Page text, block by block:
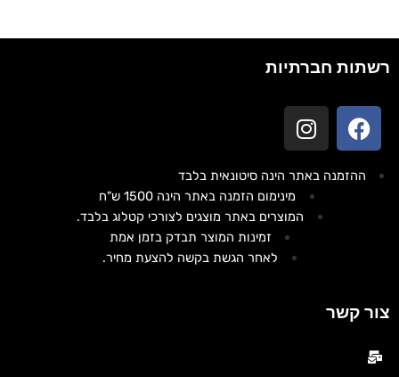
צור קשר
רשתות חברתיות
ההזמנה באתר הינה סיטונאית בלבד
מינימום הזמנה באתר הינה 1500 ש"ח
המוצרים באתר מוצגים לצורכי קטלוג בלבד.
זמינות המוצר תבדק בזמן אמת
לאחר הגשת בקשה להצעת מחיר.